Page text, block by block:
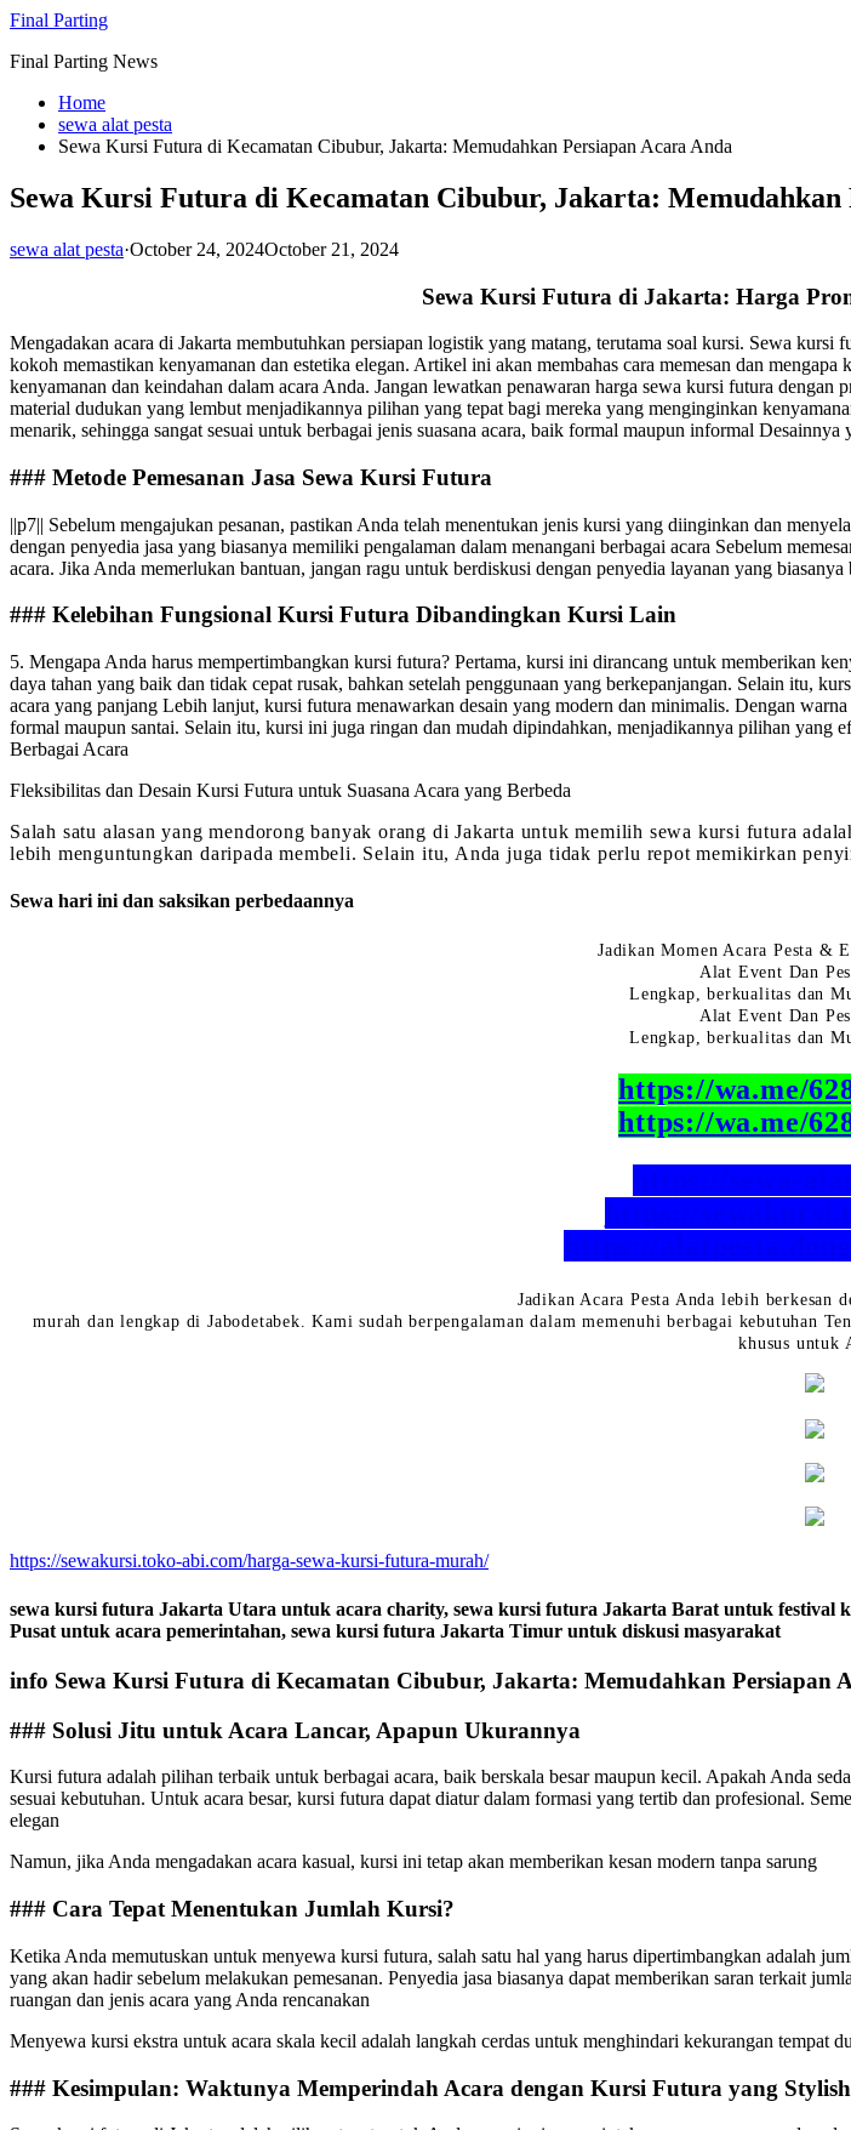
Skip
content
Final Parting
Final Parting News
Home
sewa alat pesta
Sewa Kursi Futura di Kecamatan Cibubur, Jakarta: Memudahkan Persiapan Acara Anda
Sewa Kursi Futura di Kecamatan Cibubur, Jakarta: Memudahkan
sewa alat pesta·October 24, 2024October 21, 2024
Sewa Kursi Futura di Jakarta: Harga
Mengadakan acara di Jakarta membutuhkan persiapan logistik yang matang, terutama soal kursi. Sewa
kokoh memastikan kenyamanan dan estetika elegan. Artikel ini akan membahas cara memesan dan
kenyamanan dan keindahan dalam acara Anda. Jangan lewatkan penawaran harga sewa kursi futura
material dudukan yang lembut menjadikannya pilihan yang tepat bagi mereka yang menginginkan
menarik, sehingga sangat sesuai untuk berbagai jenis suasana acara, baik formal maupun informal
### Metode Pemesanan Jasa Sewa Kursi Futura
||p7|| Sebelum mengajukan pesanan, pastikan Anda telah menentukan jenis kursi yang diinginkan dan
dengan penyedia jasa yang biasanya memiliki pengalaman dalam menangani berbagai acara Sebelum
acara. Jika Anda memerlukan bantuan, jangan ragu untuk berdiskusi dengan penyedia layanan yang
### Kelebihan Fungsional Kursi Futura Dibandingkan Kursi Lain
5. Mengapa Anda harus mempertimbangkan kursi futura? Pertama, kursi ini dirancang untuk memberikan
daya tahan yang baik dan tidak cepat rusak, bahkan setelah penggunaan yang berkepanjangan. Selain itu,
acara yang panjang Lebih lanjut, kursi futura menawarkan desain yang modern dan minimalis. Dengan
formal maupun santai. Selain itu, kursi ini juga ringan dan mudah dipindahkan, menjadikannya pilihan
Berbagai Acara
Fleksibilitas dan Desain Kursi Futura untuk Suasana Acara yang Berbeda
Salah satu alasan yang mendorong banyak orang di Jakarta untuk memilih sewa kursi futura
lebih menguntungkan daripada membeli. Selain itu, Anda juga tidak perlu repot memikirkan
Sewa hari ini dan saksikan perbedaannya
Jadikan Momen Acara Pesta &
Alat Event Dan
Lengkap, berkualitas dan
Alat Event Dan
Lengkap, berkualitas dan
https://wa.me/
https://wa.me/
Jadikan Acara Pesta Anda lebih berkesan
murah dan lengkap di Jabodetabek. Kami sudah berpengalaman dalam memenuhi berbagai kebutuhan
khusus untuk
https://sewakursi.toko-abi.com/harga-sewa-kursi-futura-murah/
sewa kursi futura Jakarta Utara untuk acara charity, sewa kursi futura Jakarta Barat untuk
Pusat untuk acara pemerintahan, sewa kursi futura Jakarta Timur untuk diskusi masyarakat
info Sewa Kursi Futura di Kecamatan Cibubur, Jakarta: Memudahkan Persiapan
### Solusi Jitu untuk Acara Lancar, Apapun Ukurannya
Kursi futura adalah pilihan terbaik untuk berbagai acara, baik berskala besar maupun kecil. Apakah Anda
sesuai kebutuhan. Untuk acara besar, kursi futura dapat diatur dalam formasi yang tertib dan profesional.
elegan
Namun, jika Anda mengadakan acara kasual, kursi ini tetap akan memberikan kesan modern tanpa sarung
### Cara Tepat Menentukan Jumlah Kursi?
Ketika Anda memutuskan untuk menyewa kursi futura, salah satu hal yang harus dipertimbangkan adalah
yang akan hadir sebelum melakukan pemesanan. Penyedia jasa biasanya dapat memberikan saran terkait
ruangan dan jenis acara yang Anda rencanakan
Menyewa kursi ekstra untuk acara skala kecil adalah langkah cerdas untuk menghindari kekurangan tempat
### Kesimpulan: Waktunya Memperindah Acara dengan Kursi Futura yang